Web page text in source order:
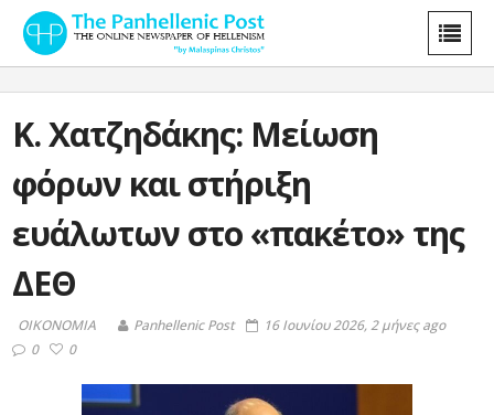
Κ. Χατζηδάκης: Μείωση
φόρων και στήριξη
ευάλωτων στο «πακέτο» της
ΔΕΘ
ΟΙΚΟΝΟΜΙΑ Panhellenic Post
16 Ιουνίου 2026, 2 μήνες ago
0
0